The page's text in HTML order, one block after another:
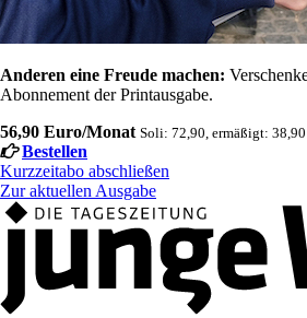
Anderen eine Freude machen:
Abonnement der Printausgabe.
56,90 Euro/Monat Soli: 72,90, ermäßigt: 38,90
Bestellen
Kurzzeitabo abschließen
Zur aktuellen Ausgabe